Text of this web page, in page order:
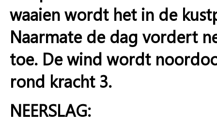
waaien wordt het in de
Naarmate de dag vordert
toe. De wind wordt
rond kracht 3.
NEERSLAG: